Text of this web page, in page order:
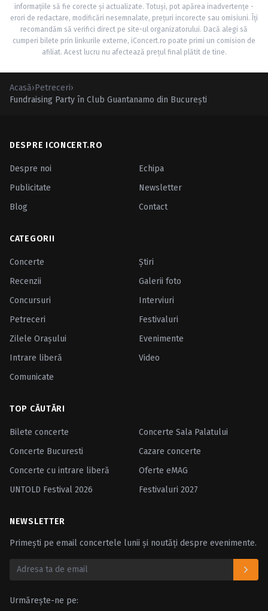
informațiile să fie corecte și actualizate. Totuși, pot apărea inadvertențe -
erori de redactare, modificări nesemnalate, prețuri incorecte sau omisiuni. Îți
recomandăm să verifici direct pe site-ul organizatorului. Dacă alegi să
cumperi bilete prin linkurile externe, iConcert.ro poate primi un comision de
afiliat. Acest lucru nu afectează prețul final plătit de tine.
Acasă›Petreceri›
Fundraising Party în Club Guantanamo din Bucureşti
DESPRE ICONCERT.RO
Despre noi
Echipa
Publicitate
Newsletter
Blog
Contact
CATEGORII
Concerte
Ştiri
Recenzii
Galerii foto
Concursuri
Interviuri
Petreceri
Festivaluri
Zilele Oraşului
Evenimente
Intrare liberă
Video
Comunicate
TOP CĂUTĂRI
Bilete concerte
Concerte Sala Palatului
Concerte Bucuresti
Cazare concerte
Concerte cu intrare liberă
Oferte eMAG
UNTOLD Festival 2026
Festivaluri 2027
NEWSLETTER
Primești pe email concertele lunii și noutăți despre evenimente.
Urmărește-ne pe: